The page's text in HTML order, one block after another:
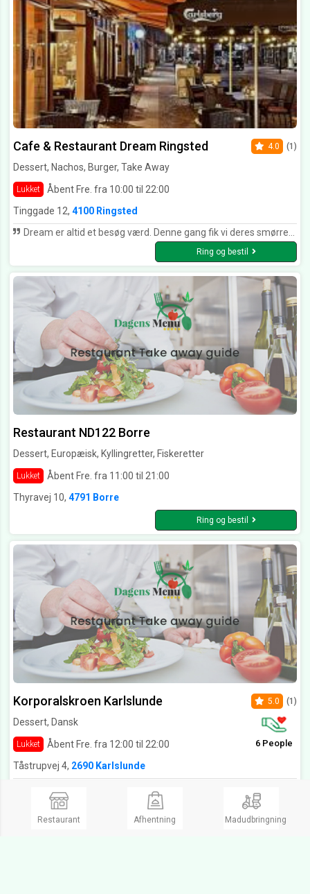
Cafe & Restaurant Dream Ringsted
Dessert, Nachos, Burger, Take Away
Lukket Åbent Fre. fra 10:00 til 22:00
4.0 (1)
Tinggade 12, 4100 Ringsted
Dream er altid et besøg værd. Denne gang fik vi deres smørrebrød. Meget lækkert anrettet og fantastisk smag. Vi kommer igen. Og som altid fantastisk service
Ring og bestil
Restaurant ND122 Borre
Dessert, Europæisk, Kyllingretter, Fiskeretter
Lukket
Åbent Fre. fra 11:00 til 21:00
Thyravej 10, 4791 Borre
Ring og bestil
Korporalskroen Karlslunde
Dessert, Dansk
Lukket Åbent Fre. fra 12:00 til 22:00
5.0 (1)
6 People
Tåstrupvej 4, 2690 Karlslunde
Ring og bestil
Restaurant
Afhentning Madudbringning